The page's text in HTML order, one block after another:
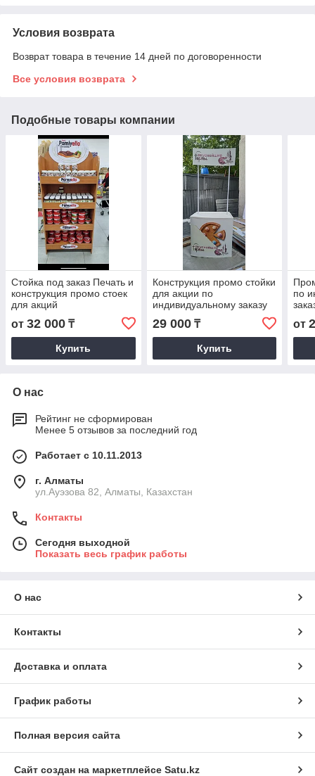
Условия возврата
Возврат товара в течение 14 дней по договоренности
Все условия возврата
Подобные товары компании
Стойка под заказ Печать и
конструкция промо стоек
для акций
от 32 000 ₸
Купить
Конструкция промо стойки
для акции по
индивидуальному заказу
29 000₸
Купить
по
от
О нас
Рейтинг не сформирован
Менее 5 отзывов за последний год
Работает с 10.11.2013
г. Алматы
ул.Ауэзова 82, Алматы, Казахстан
Контакты
Сегодня выходной
Показать весь график работы
О нас
Контакты
Доставка и оплата
График работы
Полная версия сайта
Сайт создан на маркетплейсе Satu.kz